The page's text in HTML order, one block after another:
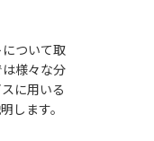
ついて取
様々な分
に用いる
します。